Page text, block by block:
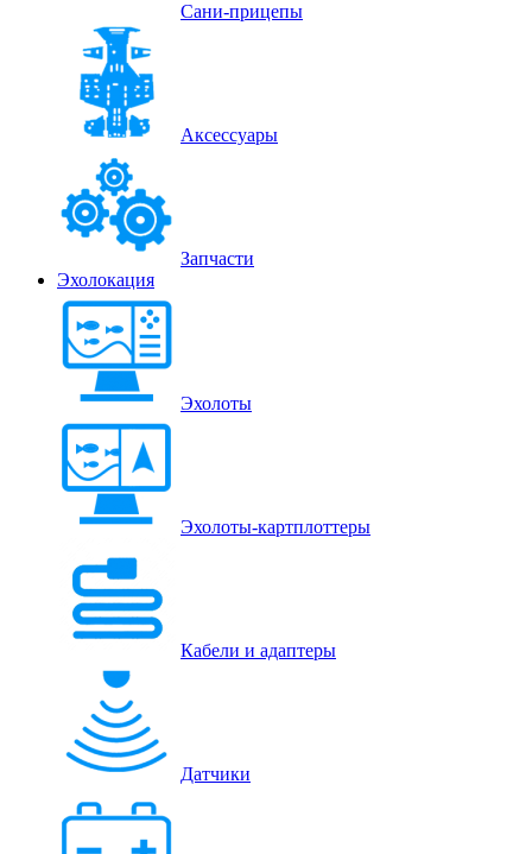
Сани-прицепы
Аксессуары
Запчасти
Эхолокация
Эхолоты
Эхолоты-картплоттеры
Кабели и адаптеры
Датчики